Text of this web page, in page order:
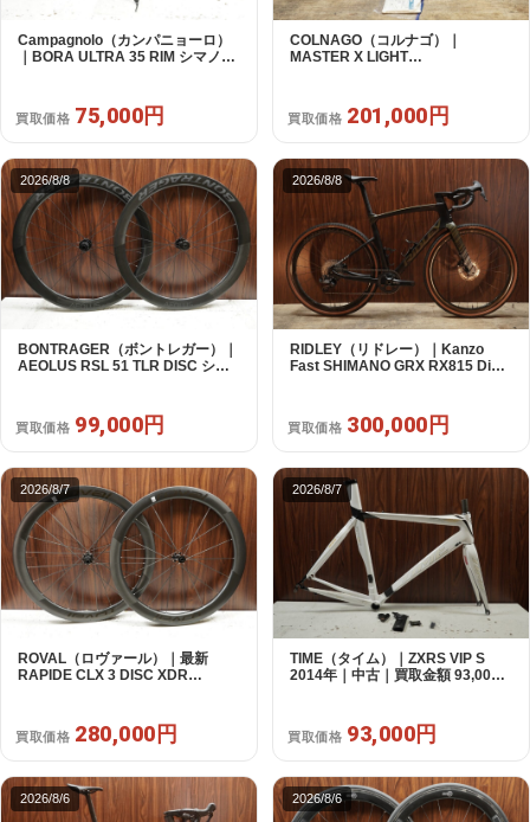
Campagnolo（カンパニョーロ）
｜BORA ULTRA 35 RIM シマノフ
買取価格 75,000円
COLNAGO（コルナゴ）｜
MASTER X LIGHT
年｜美品｜買取金額 201,000円
買取価格 201,000円
2026/8/8
BONTRAGER（ボントレガー）｜
AEOLUS RSL 51 TLR DISC シマ
買取価格 99,000円
2026/8/8
RIDLEY（リドレー）｜Kanzo
Fast SHIMANO GRX RX815 Di2
買取価格 300,000円
2026/8/7
ROVAL（ロヴァール）｜最新
RAPIDE CLX 3 DISC XDR
買取価格 280,000円
2026/8/7
TIME（タイム）｜ZXRS VIP S
2014年｜中古｜買取金額 93,000
買取価格 93,000円
2026/8/6 2026/8/6